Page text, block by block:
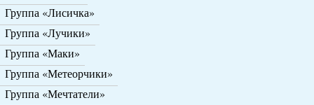
Группа «Лисичка»
Группа «Лучики»
Группа «Маки»
Группа «Метеорчики»
Группа «Мечтатели»